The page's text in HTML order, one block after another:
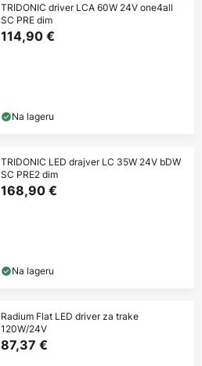
TRIDONIC driver LCA 60W 24V one4all
SC PRE dim
114,90 €
Na lageru
TRIDONIC LED drajver LC 35W 24V bDW
SC PRE2 dim
168,90 €
Na lageru
Radium Flat LED driver za trake
120W/24V
87,37 €